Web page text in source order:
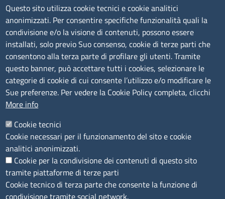
(Dati pubblicati il 29 dicembre 2021)
Determinazione del dirigente n. 38 del 27
gennaio 2021 - Protocollo Forze dell'Ordine
accesso banche dati Registro imprese e accesso
sistema Rex Guardia di Finanza (formato PDF)
Determinazione del dirigente n. 402 del 5
ottobre 2021 - Richiesta di acquisto ad Infocamere
e prenotazione di spesa: 3.000 smart card e 700
token wireless (formato PDF)
(Dati pubblicati il 18 gennaio 2022)
Questo sito utilizza cookie tecnici e cookie analitici
anonimizzati. Per consentire specifiche funzionalità quali la
condivisione e/o la visione di contenuti, possono essere
installati, solo previo Suo consenso, cookie di terze parti che
consentono alla terza parte di profilare gli utenti. Tramite
questo banner, può accettare tutti i cookies, selezionare le
categorie di cookie di cui consente l’utilizzo e/o modificare le
Sue preferenze. Per vedere la Cookie Policy completa, clicchi
More info
Cookie tecnici
Cookie necessari per il funzionamento del sito e cookie
analitici anonimizzati.
Cookie per la condivisione dei contenuti di questo sito
tramite piattaforme di terze parti
Cookie tecnico di terza parte che consente la funzione di
condivisione tramite social network.